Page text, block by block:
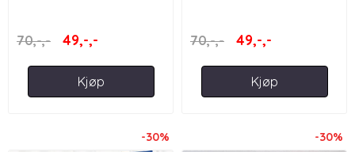
70,-,- 49,-,-
Kjøp
70,-,- 49,-,-
Kjøp
-30% -30%